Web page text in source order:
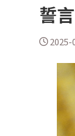
誓
2025-